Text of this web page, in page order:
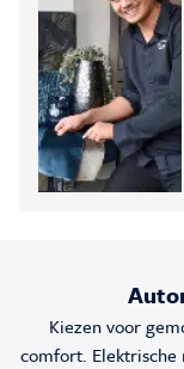
Kiezen voor
comfort.